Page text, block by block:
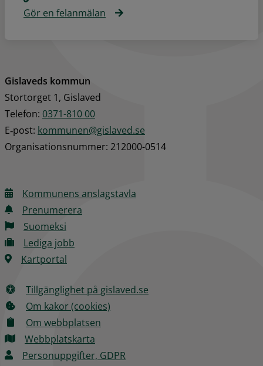
Gör en felanmälan
Gislaveds kommun
Stortorget 1, Gislaved
Telefon: 0371-810 00
E‑post: kommunen@gislaved.se
Organisationsnummer: 212000-0514
Kommunens anslagstavla
Prenumerera
Suomeksi
Lediga jobb
Kartportal
Tillgänglighet på gislaved.se
Om kakor (cookies)
Om webbplatsen
Webbplatskarta
Personuppgifter, GDPR